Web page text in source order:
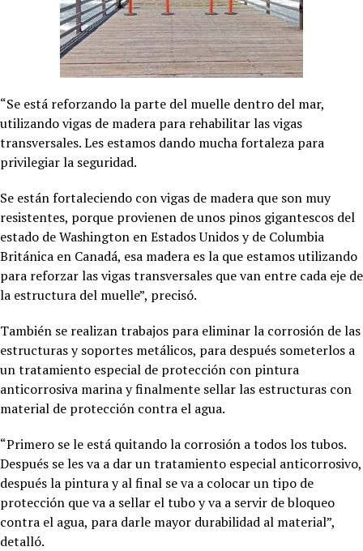
“Se está reforzando la parte del muelle dentro del mar,
utilizando vigas de madera para rehabilitar las vigas
transversales. Les estamos dando mucha fortaleza para
privilegiar la seguridad.
Se están fortaleciendo con vigas de madera que son muy
resistentes, porque provienen de unos pinos gigantescos del
estado de Washington en Estados Unidos y de Columbia
Británica en Canadá, esa madera es la que estamos utilizando
para reforzar las vigas transversales que van entre cada eje de
la estructura del muelle”, precisó.
También se realizan trabajos para eliminar la corrosión de las
estructuras y soportes metálicos, para después someterlos a
un tratamiento especial de protección con pintura
anticorrosiva marina y finalmente sellar las estructuras con
material de protección contra el agua.
“Primero se le está quitando la corrosión a todos los tubos.
Después se les va a dar un tratamiento especial anticorrosivo,
después la pintura y al final se va a colocar un tipo de
protección que va a sellar el tubo y va a servir de bloqueo
contra el agua, para darle mayor durabilidad al material”,
detalló.